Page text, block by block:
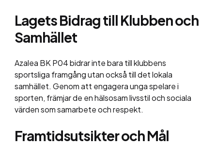
Lagets Bidrag till Klubben och
Samhället
Azalea BK P04 bidrar inte bara till klubbens
sportsliga framgång utan också till det lokala
samhället. Genom att engagera unga spelare i
sporten, främjar de en hälsosam livsstil och sociala
värden som samarbete och respekt.
Framtidsutsikter och Mål